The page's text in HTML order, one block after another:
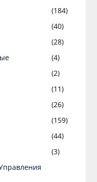
(184)
(40)
(28)
(4)
(2)
(11)
(26)
(159)
(44)
(3)